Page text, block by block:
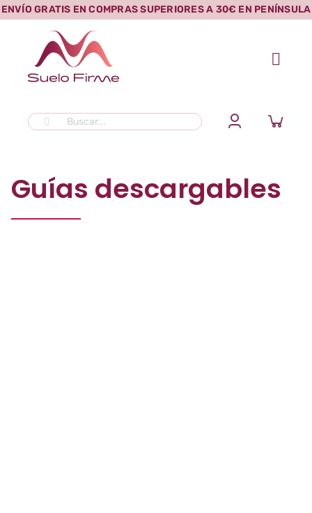
Saltar
al
contenido
ENVÍO GRATIS EN COMPRAS SUPERIORES A 30€ EN PENÍNSULA
Buscar:
Guías descargables